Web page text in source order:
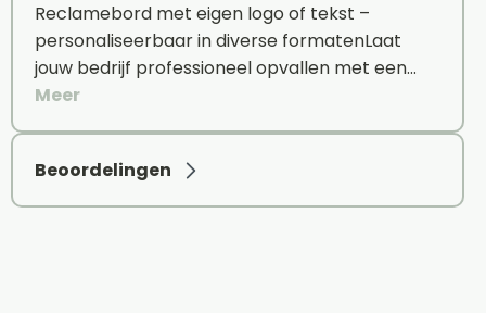
Reclamebord met eigen logo of tekst –
personaliseerbaar in diverse formatenLaat
jouw bedrijf professioneel opvallen met een…
Meer
Beoordelingen